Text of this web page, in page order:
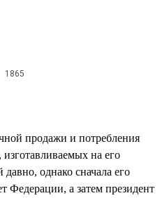
1865
продажи и потребления
на его
однако сначала его
Федерации, а затем президент